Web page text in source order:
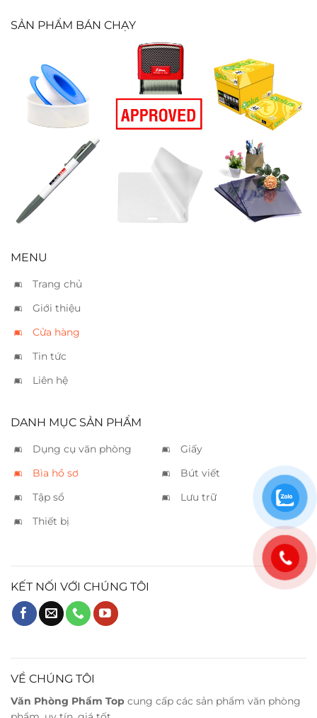
SẢN PHẨM BÁN CHẠY
Băng keo ống
nước
Đóng dấu
“Approved”
Giấy IK Plus A4
80
Bút bi TL 08
đen
Bìa nhựa ép 80
Bìa kiếng A4
dày
MENU
Trang chủ
Giới thiệu
Cửa hàng
Tin tức
Liên hệ
DANH MỤC SẢN PHẨM
Dụng cụ văn phòng
Giấy
Bìa hồ sơ
Bút viết
Tập sổ
Lưu trữ
Thiết bị
KẾT NỐI VỚI CHÚNG TÔI
VỀ CHÚNG TÔI
Văn Phòng Phẩm Top cung cấp các sản phẩm văn phòng